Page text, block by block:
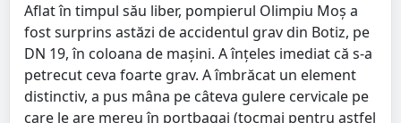
Aflat în timpul său liber, pompierul Olimpiu Moș a
fost surprins astăzi de accidentul grav din Botiz, pe
DN 19, în coloana de mașini. A înțeles imediat că s-a
petrecut ceva foarte grav. A îmbrăcat un element
distinctiv, a pus mâna pe câteva gulere cervicale pe
care le are mereu în portbagaj (tocmai pentru astfel